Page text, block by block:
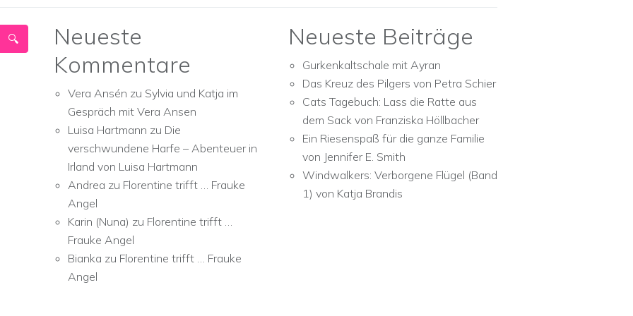
Neueste
Kommentare
Vera Ansén zu Sylvia und Katja im
Gespräch mit Vera Ansen
Luisa Hartmann zu Die
verschwundene Harfe – Abenteuer in
Irland von Luisa Hartmann
Andrea zu Florentine trifft … Frauke
Angel
Karin (Nuna) zu Florentine trifft …
Frauke Angel
Bianka zu Florentine trifft … Frauke
Angel
Neueste Beiträge
Gurkenkaltschale mit Ayran
Das Kreuz des Pilgers von Petra Schier
Cats Tagebuch: Lass die Ratte aus
dem Sack von Franziska Höllbacher
Ein Riesenspaß für die ganze Familie
von Jennifer E. Smith
Windwalkers: Verborgene Flügel (Band
1) von Katja Brandis